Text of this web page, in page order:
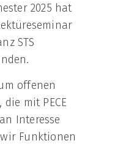
2025 hat
STS
offenen
mit PECE
Interesse
Funktionen